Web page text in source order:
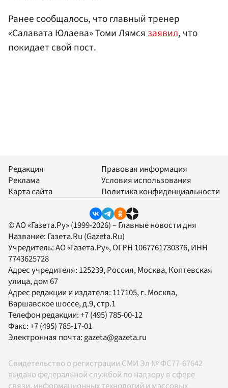
Ранее сообщалось, что главный тренер
«Салавата Юлаева» Томи Лямсязаявил, что
покидает свой пост.
Редакция
Реклама
Карта сайта
Правовая информация
Условия использования
Политика конфиденциальности
© АО «Газета.Ру» (1999-2026) – Главные новости дня
Название: Газета.Ru (Gazeta.Ru)
Учредитель:АО «Газета.Ру», ОГРН 1067761730376, ИНН
7743625728
Адрес учредителя: 125239, Россия, Москва, Коптевская
улица, дом 67
Адрес редакции и издателя: 117105, г. Москва,
Варшавское шоссе, д.9, стр.1
Телефон редакции:+7 (495) 785-00-12
Факс:+7 (495) 785-17-01
Электронная почта:gazeta@gazeta.ru
Свидетельство о регистрации СМИ Эл № ФС77-67642
выдано федеральной службой по надзору в сфере